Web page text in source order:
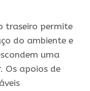
traseiro permite
do ambiente e
uma
Os apoios de